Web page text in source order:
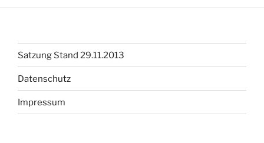
Satzung Stand 29.11.2013
Datenschutz
Impressum